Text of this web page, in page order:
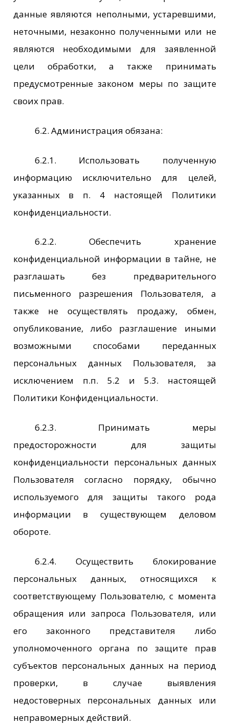
данные являются неполными, устаревшими,
неточными, незаконно полученными или не
являются необходимыми для заявленной
цели обработки, а также принимать
предусмотренные законом меры по защите
своих прав.
6.2. Администрация обязана:
6.2.1. Использовать полученную
информацию исключительно для целей,
указанных в п. 4 настоящей Политики
конфиденциальности.
6.2.2. Обеспечить хранение
конфиденциальной информации в тайне, не
разглашать без предварительного
письменного разрешения Пользователя, а
также не осуществлять продажу, обмен,
опубликование, либо разглашение иными
возможными способами переданных
персональных данных Пользователя, за
исключением п.п. 5.2 и 5.3. настоящей
Политики Конфиденциальности.
6.2.3. Принимать меры
предосторожности для защиты
конфиденциальности персональных данных
Пользователя согласно порядку, обычно
используемого для защиты такого рода
информации в существующем деловом
обороте.
6.2.4. Осуществить блокирование
персональных данных, относящихся к
соответствующему Пользователю, с момента
обращения или запроса Пользователя, или
его законного представителя либо
уполномоченного органа по защите прав
субъектов персональных данных на период
проверки, в случае выявления
недостоверных персональных данных или
неправомерных действий.